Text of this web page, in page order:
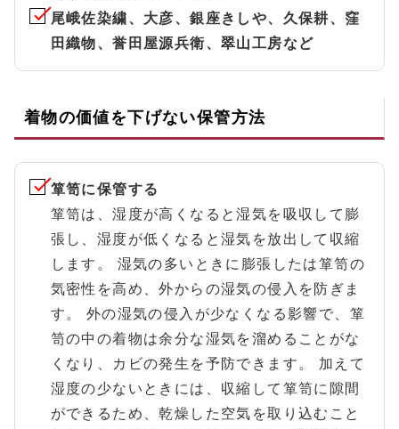
尾峨佐染繍、大彦、銀座きしや、久保耕、窪
田織物、誉田屋源兵衛、翠山工房など
着物の価値を下げない保管方法
箪笥に保管する
箪笥は、湿度が高くなると湿気を吸収して膨
張し、湿度が低くなると湿気を放出して収縮
します。 湿気の多いときに膨張したは箪笥の
気密性を高め、外からの湿気の侵入を防ぎま
す。 外の湿気の侵入が少なくなる影響で、箪
笥の中の着物は余分な湿気を溜めることがな
くなり、カビの発生を予防できます。 加えて
湿度の少ないときには、収縮して箪笥に隙間
ができるため、乾燥した空気を取り込むこと